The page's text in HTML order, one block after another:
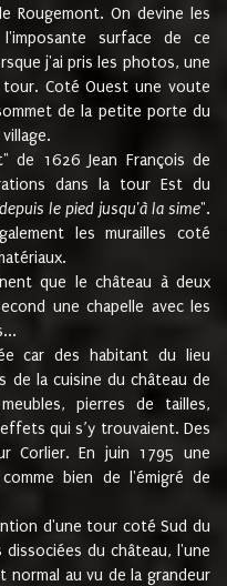
Rougemont. On devine les
surface de ce
j'ai pris les photos, une
tour. Coté Ouest une voute
de la petite porte du
de 1626 Jean François de
dans la tour Est du
depuis le pied jusqu'à la sime".
les murailles coté
que le château à deux
une chapelle avec les
car des habitant du lieu
de la cuisine du château de
pierres de tailles,
qui s’y trouvaient. Des
Corlier. En juin 1795 une
bien de l'émigré de
d'une tour coté Sud du
du château, l'une
normal au vu de la grandeur